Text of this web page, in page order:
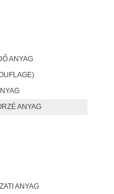
ANYAG
ANYAG
ANYAG